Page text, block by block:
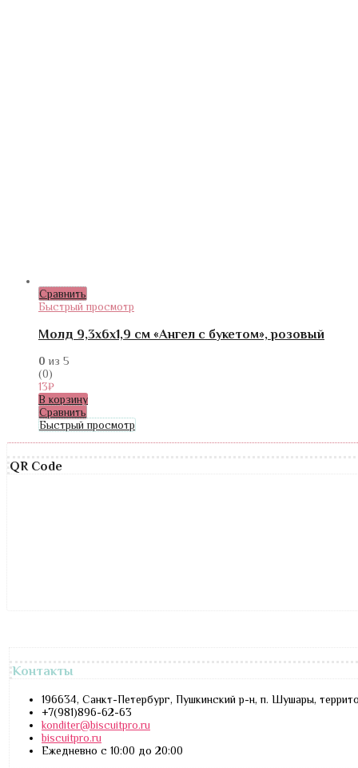
Сравнить
Быстрый просмотр
Молд 9,3х6х1,9 см «Ангел с букетом», розовый
0 из 5
(0)
13₽
В корзину
Сравнить
Быстрый просмотр
QR Code
Контакты
196634, Санкт-Петербург, Пушкинский р-н, п. Шушары,
+7(981)896-62-63
konditer@biscuitpro.ru
biscuitpro.ru
Ежедневно с 10:00 до 20:00